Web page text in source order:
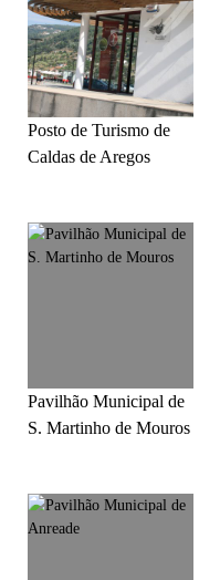
Posto de Turismo de
Caldas de Aregos
Pavilhão Municipal de
S. Martinho de Mouros